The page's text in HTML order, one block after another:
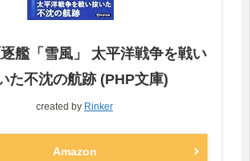
艦「雪風」 太平洋戦争を戦い
た不沈の航跡 (PHP文庫)
created by Rinker
Amazon